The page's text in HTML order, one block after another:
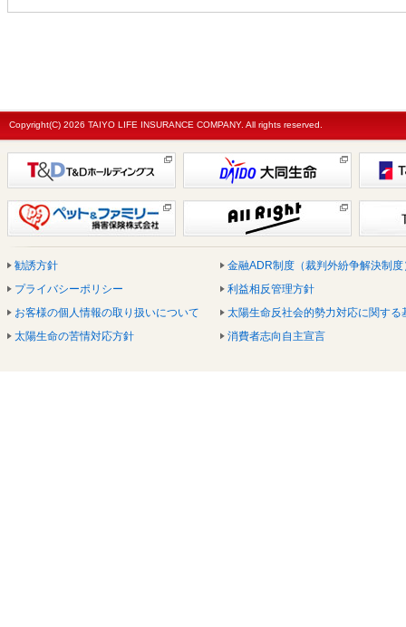
Copyright(C) 2026 TAIYO LIFE INSURANCE COMPANY. All rights reserved.
勧誘方針
プライバシーポリシー
お客様の個人情報の取り扱いについて
太陽生命の苦情対応方針
金融ADR制度（裁判外紛争解決制度
利益相反管理方針
太陽生命反社会的勢力対応に関する
消費者志向自主宣言